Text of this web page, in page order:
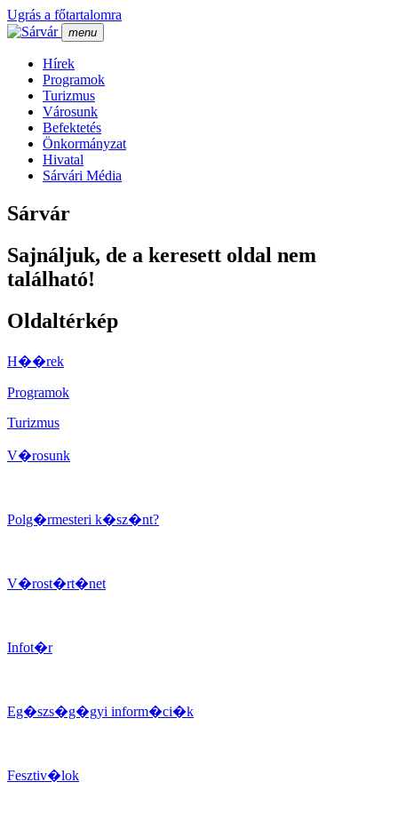
Ugrás a főtartalomra
menu
Hí­rek
Programok
Turizmus
Városunk
Befektetés
Önkormányzat
Hivatal
Sárvári Média
Sárvár
Sajnáljuk, de a keresett oldal nem
található!
Oldaltérkép
H��rek
Programok
Turizmus
V�rosunk
Polg�rmesteri k�sz�nt?
V�rost�rt�net
Infot�r
Eg�szs�g�gyi inform�ci�k
Fesztiv�lok